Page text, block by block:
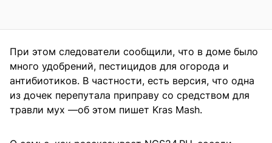
При этом следователи сообщили, что в доме было
много удобрений, пестицидов для огорода и
антибиотиков. В частности, есть версия, что одна
из дочек перепутала приправу со средством для
травли мух —об этом пишет Kras Mash.